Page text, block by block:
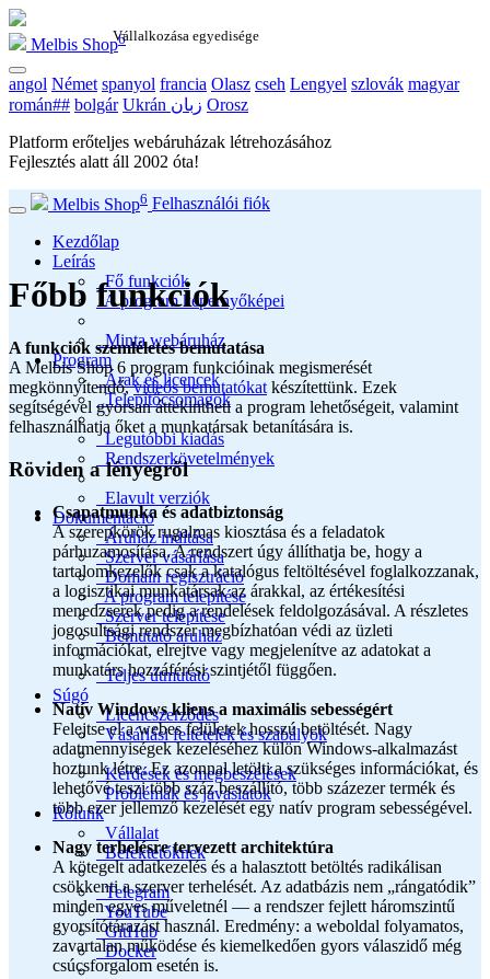
Vállalkozása egyedisége
Melbis Shop6
angol Német spanyol francia Olasz cseh Lengyel szlovák magyar
román## bolgár Ukrán زبان Orosz
Platform erőteljes webáruházak létrehozásához
Fejlesztés alatt áll 2002 óta!
Melbis Shop6 Felhasználói fiók
Kezdőlap
Leírás
Fő funkciók
A program képernyőképei
Minta webáruház
Program
Árak és licencek
Telepítőcsomagok
Legutóbbi kiadás
Rendszerkövetelmények
Elavult verziók
Dokumentáció
Áruház indítása
Szerver vásárlása
Domain regisztráció
A program telepítése
Szerver telepítése
Bemutató áruház
Teljes útmutató
Súgó
Licencszerződés
Vásárlási feltételek és szabályok
Kérdések és megbeszélések
Problémák és javaslatok
Rólunk
Vállalat
Befektetőknek
Telegram
YouTube
GitHub
Docker
Főbb funkciók
A funkciók szemléletes bemutatása
A Melbis Shop 6 program funkcióinak megismerését
megkönnyítendő,videós bemutatókat készítettünk. Ezek
segítségével gyorsan áttekintheti a program lehetőségeit, valamint
felhasználhatja őket a munkatársak betanítására is.
Röviden a lényegről
Csapatmunka és adatbiztonság
A szerepkörök rugalmas kiosztása és a feladatok
párhuzamosítása. A rendszert úgy állíthatja be, hogy a
tartalomkezelők csak a katalógus feltöltésével foglalkozzanak,
a logisztikai munkatársak az árakkal, az értékesítési
menedzserek pedig a rendelések feldolgozásával. A részletes
jogosultsági rendszer megbízhatóan védi az üzleti
információkat, elrejtve vagy megjelenítve az adatokat a
munkatárs hozzáférési szintjétől függően.
Natív Windows kliens a maximális sebességért
Felejtse el a webes felületek hosszú betöltését. Nagy
adatmennyiségek kezeléséhez külön Windows-alkalmazást
hoztunk létre. Ez azonnal letölti a szükséges információkat, és
lehetővé teszi több száz beszállító, több százezer termék és
több ezer jellemző kezelését egy natív program sebességével.
Nagy terhelésre tervezett architektúra
A kötegelt adatkezelés és a halasztott betöltés radikálisan
csökkenti a szerver terhelését. Az adatbázis nem „rángatódik”
minden egyes műveletnél — a rendszer fejlett háromszintű
gyorsítótárazást használ. Eredmény: a weboldal folyamatos,
zavartalan működése és kiemelkedően gyors válaszidő még
csúcsforgalom esetén is.